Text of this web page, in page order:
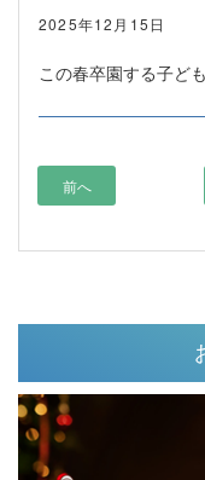
2025年12月15日
この春卒園する子ど
前へ